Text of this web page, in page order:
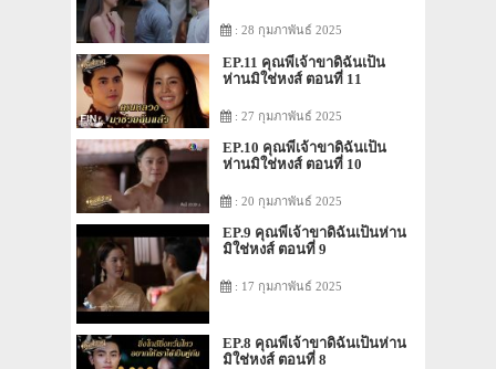
: 28 กุมภาพันธ์ 2025
EP.11 คุณพี่เจ้าขาดิฉันเป็น
ห่านมิใช่หงส์ ตอนที่ 11
: 27 กุมภาพันธ์ 2025
EP.10 คุณพี่เจ้าขาดิฉันเป็น
ห่านมิใช่หงส์ ตอนที่ 10
: 20 กุมภาพันธ์ 2025
EP.9 คุณพี่เจ้าขาดิฉันเป็นห่าน
มิใช่หงส์ ตอนที่ 9
: 17 กุมภาพันธ์ 2025
EP.8 คุณพี่เจ้าขาดิฉันเป็นห่าน
มิใช่หงส์ ตอนที่ 8